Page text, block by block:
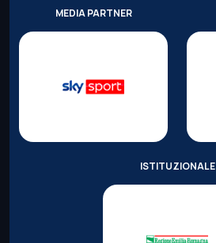
MEDIA PARTNER
ISTITUZIONALE